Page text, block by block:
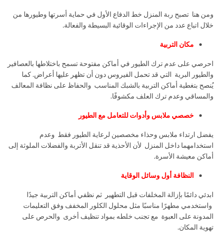
ومن هنا تصبح ربة المنزل خط الدفاع الأول في حماية أسرتها وطيورها من
خلال اتباع عدد من الإجراءات الوقائية البسيطة والفعالة.
مكان التربية
احرصي على عدم ترك الطيور في أماكن مفتوحة تسمح باختلاطها بالعصافير
والطيور البرية التي قد تحمل الفيروس دون أن تظهر عليها أعراض. كما
يُنصح بتغطية أماكن التربية بالشبك المناسب والحفاظ على نظافة المعالف
والمساقي وعدم ترك العلف مكشوفًا.
خصصي ملابس وأدوات للتعامل مع الطيور
يفضل ارتداء ملابس وحذاء مخصصين لرعاية الطيور فقط وعدم
استخدامهما داخل المنزل لأن الأحذية قد تنقل الأتربة والفضلات الملوثة إلى
أماكن معيشة الأسرة.
النظافة أول وسائل الوقاية
ابدئي دائمًا بإزالة المخلفات قبل التطهير ثم نظفي أماكن التربية جيدًا
واستخدمي مطهرًا مناسبًا مثل محلول الكلور المخفف وفق التعليمات
المدونة على العبوة مع تجنب خلطه بمواد تنظيف أخرى والحرص على
تهوية المكان.